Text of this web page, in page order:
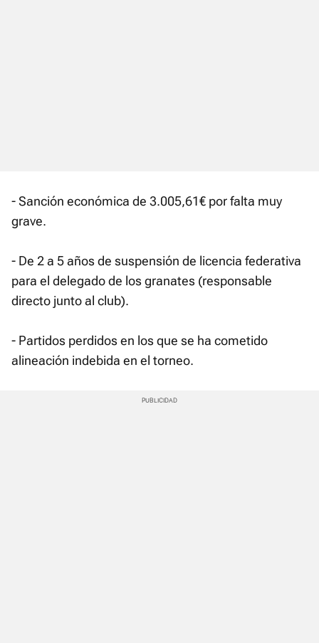
- Sanción económica de 3.005,61€ por falta muy
grave.
- De 2 a 5 años de suspensión de licencia federativa
para el delegado de los granates (responsable
directo junto al club).
- Partidos perdidos en los que se ha cometido
alineación indebida en el torneo.